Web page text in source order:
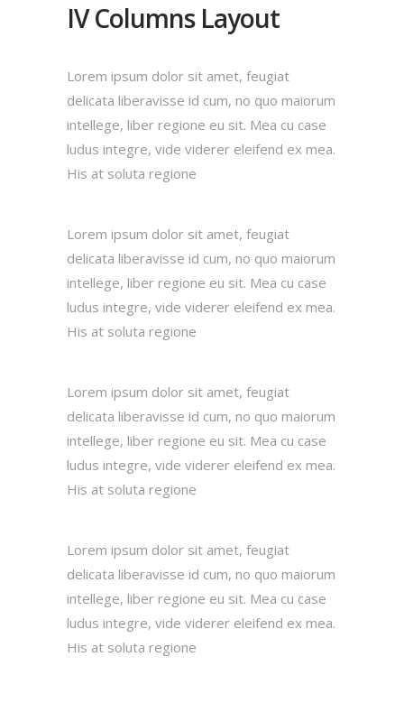
IV Columns Layout
Lorem ipsum dolor sit amet, feugiat
delicata liberavisse id cum, no quo maiorum
intellege, liber regione eu sit. Mea cu case
ludus integre, vide viderer eleifend ex mea.
His at soluta regione
Lorem ipsum dolor sit amet, feugiat
delicata liberavisse id cum, no quo maiorum
intellege, liber regione eu sit. Mea cu case
ludus integre, vide viderer eleifend ex mea.
His at soluta regione
Lorem ipsum dolor sit amet, feugiat
delicata liberavisse id cum, no quo maiorum
intellege, liber regione eu sit. Mea cu case
ludus integre, vide viderer eleifend ex mea.
His at soluta regione
Lorem ipsum dolor sit amet, feugiat
delicata liberavisse id cum, no quo maiorum
intellege, liber regione eu sit. Mea cu case
ludus integre, vide viderer eleifend ex mea.
His at soluta regione